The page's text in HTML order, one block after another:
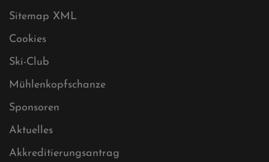
Datenschutz
Impressum
Sitemap
Sitemap XML
Cookies
Ski-Club